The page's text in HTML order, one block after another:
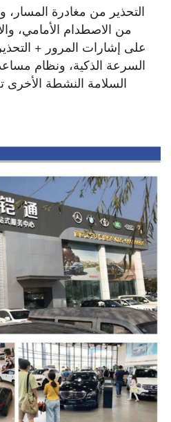
التحذير من مغادرة المسار،
من الاصطدام الأمامي،
على إشارات المرور +
السرعة الذكية، ونظام
السلامة النشطة